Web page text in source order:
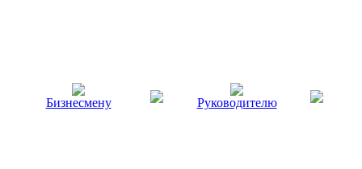
Бизнесмену Руководителю